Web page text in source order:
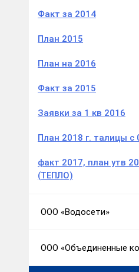
Факт за 2014
План 2015
План на 2016
Факт за 2015
Заявки за 1 кв 2016
План 2018 г. талицы с
факт 2017, план утв
(ТЕПЛО)
ООО «Водосети»
ООО «Объединенные